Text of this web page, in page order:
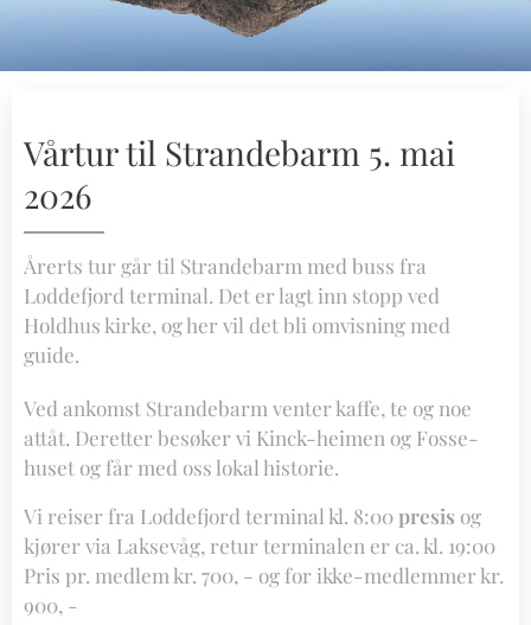
Vårtur til Strandebarm 5. mai
2026
Årerts tur går til Strandebarm med buss fra
Loddefjord terminal. Det er lagt inn stopp ved
Holdhus kirke, og her vil det bli omvisning med
guide.
Ved ankomst Strandebarm venter kaffe, te og noe
attåt. Deretter besøker vi Kinck-heimen og Fosse-
huset og får med oss lokal historie.
Vi reiser fra Loddefjord terminal kl. 8:00presis og
kjører via Laksevåg, retur terminalen er ca. kl. 19:00
Pris pr. medlem kr. 700, - og for ikke-medlemmer kr.
900, -